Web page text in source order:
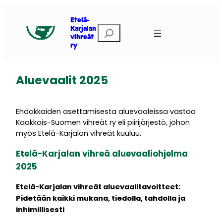
Etelä-
Karjalan
vihreät
ry
Etsi
Aluevaalit 2025
Ehdokkaiden asettamisesta aluevaaleissa vastaa
Kaakkois-Suomen vihreät ry eli piirijärjestö, johon
myös Etelä-Karjalan vihreät kuuluu.
Etelä-Karjalan vihreä aluevaaliohjelma
2025
Etelä-Karjalan vihreät aluevaalitavoitteet:
Pidetään kaikki mukana, tiedolla, tahdolla ja
inhimillisesti